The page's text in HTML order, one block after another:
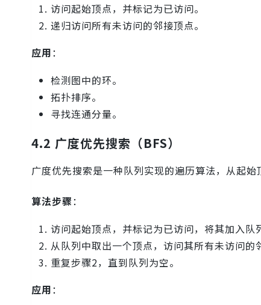
访问起始顶点，并标记为已访问。
递归访问所有未访问的邻接顶点。
应用：
检测图中的环。
拓扑排序。
寻找连通分量。
4.2 广度优先搜索（BFS）
广度优先搜索是一种队列实现的遍历算法，从起
算法步骤：
访问起始顶点，并标记为已访问，将其加入队
从队列中取出一个顶点，访问其所有未访问的
重复步骤2，直到队列为空。
应用：